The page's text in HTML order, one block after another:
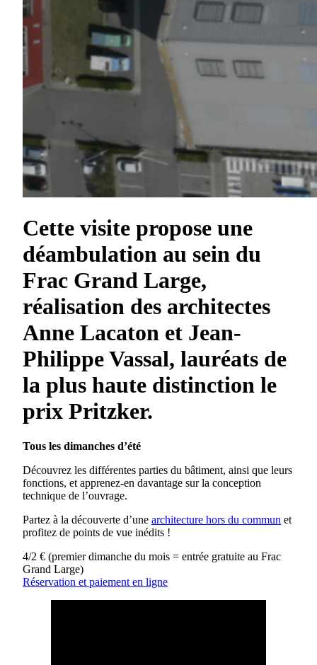
Cette visite propose une
déambulation au sein du
Frac Grand Large,
réalisation des architectes
Anne Lacaton et Jean-
Philippe Vassal, lauréats de
la plus haute distinction le
prix Pritzker.
Tous les dimanches d’été
Découvrez les différentes parties du bâtiment, ainsi que leurs
fonctions, et apprenez-en davantage sur la conception
technique de l’ouvrage.
Partez à la découverte d’une architecture hors du commun et
profitez de points de vue inédits !
4/2 € (premier dimanche du mois = entrée gratuite au Frac
Grand Large)
Réservation et paiement en ligne